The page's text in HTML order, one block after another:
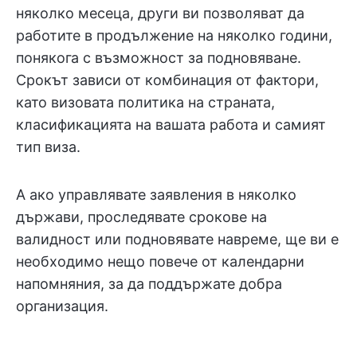
няколко месеца, други ви позволяват да
работите в продължение на няколко години,
понякога с възможност за подновяване.
Срокът зависи от комбинация от фактори,
като визовата политика на страната,
класификацията на вашата работа и самият
тип виза.
А ако управлявате заявления в няколко
държави, проследявате срокове на
валидност или подновявате навреме, ще ви е
необходимо нещо повече от календарни
напомняния, за да поддържате добра
организация.